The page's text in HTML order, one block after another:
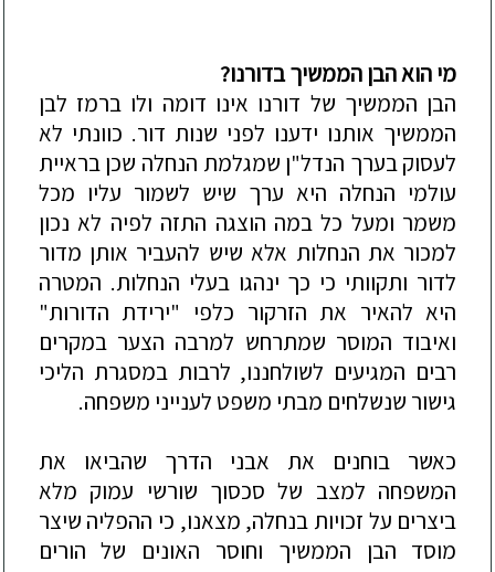
מי הוא הבן הממשיך בדורנו?
הבן הממשיך של דורנו אינו דומה ולו ברמז לבן
הממשיך אותנו ידענו לפני שנות דור. כוונתי לא
לעסוק בערך הנדל"ן שמגלמת הנחלה שכן בראיית
עולמי הנחלה היא ערך שיש לשמור עליו מכל
משמר ומעל כל במה הוצגה התזה לפיה לא נכון
למכור את הנחלות אלא שיש להעביר אותן מדור
לדור ותקוותי כי כך ינהגו בעלי הנחלות. המטרה
היא להאיר את הזרקור כלפי "ירידת הדורות"
ואיבוד המוסר שמתרחש למרבה הצער במקרים
רבים המגיעים לשולחננו, לרבות במסגרת הליכי
גישור שנשלחים מבתי משפט לענייני משפחה.
כאשר בוחנים את אבני הדרך שהביאו את
המשפחה למצב של סכסוך שורשי עמוק מלא
ביצרים על זכויות בנחלה, מצאנו, כי ההפליה שיצר
מוסד הבן הממשיך וחוסר האונים של הורים